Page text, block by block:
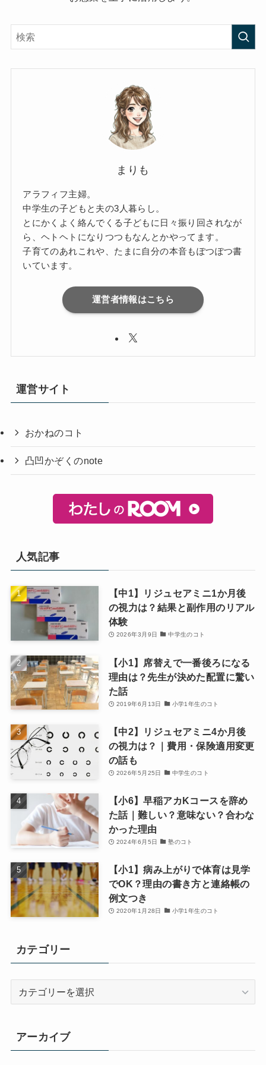
まりも
アラフィフ主婦。
中学生の子どもと夫の3人暮らし。
とにかくよく絡んでくる子どもに日々振り回されなが
ら、ヘトヘトになりつつもなんとかやってます。
子育てのあれこれや、たまに自分の本音もぽつぽつ書
いています。
運営者情報はこちら
運営サイト
おかねのコト
凸凹かぞくのnote
人気記事
【中1】リジュセアミニ1か月後
の視力は？結果と副作用のリアル
体験
2026年3月9日 中学生のコト
【小1】席替えで一番後ろになる
理由は？先生が決めた配置に驚い
た話
2019年6月13日 小学1年生のコト
【中2】リジュセアミニ4か月後
の視力は？｜費用・保険適用変更
の話も
2026年5月25日 中学生のコト
【小6】早稲アカKコースを辞め
た話｜難しい？意味ない？合わな
かった理由
2024年6月5日 塾のコト
【小1】病み上がりで体育は見学
でOK？理由の書き方と連絡帳の
例文つき
2020年1月28日 小学1年生のコト
カテゴリー
リ
ー
アーカイブ